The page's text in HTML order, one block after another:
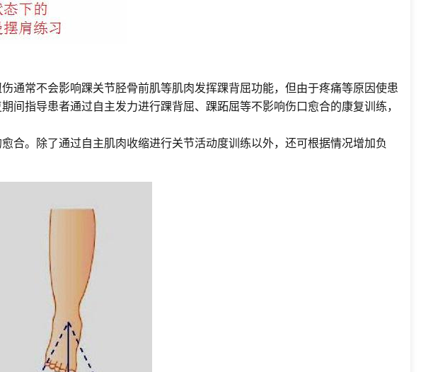
通常不会影响踝关节胫骨前肌等肌肉发挥踝背屈功能，但由于疼痛等原因使患
指导患者通过自主发力进行踝背屈、踝跖屈等不影响伤口愈合的康复训练，
合。除了通过自主肌肉收缩进行关节活动度训练以外，还可根据情况增加负